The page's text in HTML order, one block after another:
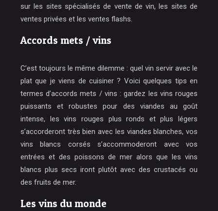
sur les sites spécialisés de vente de vin, les sites de
ventes privées et les ventes flashs.
Accords mets / vins
C’est toujours le même dilemme : quel vin servir avec le
plat que je viens de cuisiner ? Voici quelques tips en
termes d’accords mets / vins : gardez les vins rouges
puissants et robustes pour des viandes au goût
intense, les vins rouges plus ronds et plus légers
s’accorderont très bien avec les viandes blanches, vos
vins blancs corsés s’accommoderont avec vos
entrées et des poissons de mer alors que les vins
blancs plus secs iront plutôt avec des crustacés ou
des fruits de mer.
Les vins du monde